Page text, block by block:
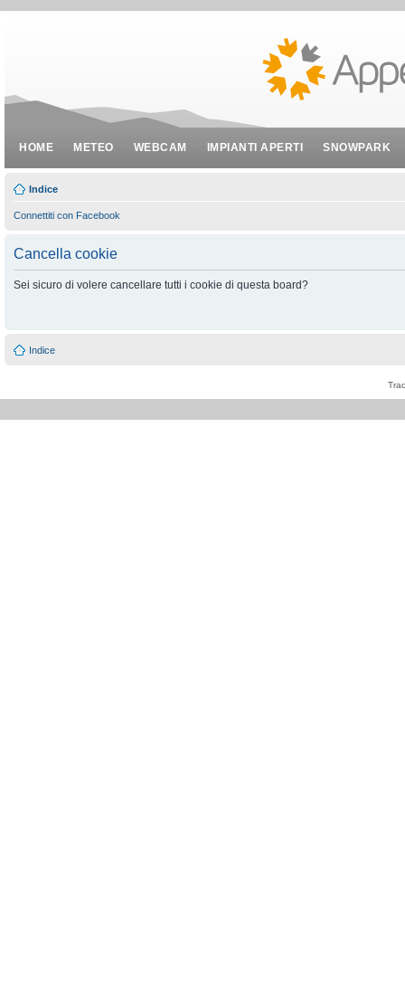
HOME METEO WEBCAM IMPIANTI APERTI SNOWPARK
Indice
Connettiti con Facebook
Cancella cookie
Sei sicuro di volere cancellare tutti i cookie di questa board?
Indice